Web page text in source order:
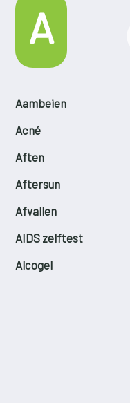
A
Aambeien
Acné
Aften
Aftersun
Afvallen
AIDS zelftest
Alcogel